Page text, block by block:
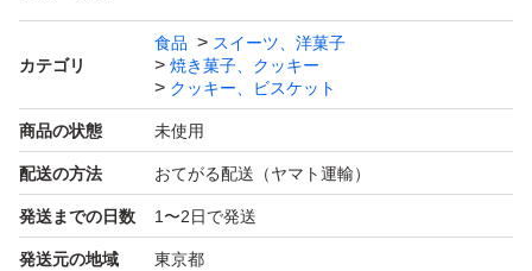
きび糖、紫芋パウダー/香料、(一部乳・アーモンドを含む)
保存方法：高温多湿を避けて保存してください
消費期限2026年7月10日迄
【通常販売価格¥3,000+送料】
カテゴリ
食品
スイーツ、洋菓子
焼き菓子、クッキー
クッキー、ビスケット
商品の状態 未使用
配送の方法 おてがる配送（ヤマト運輸）
発送までの日数 1〜2日で発送
発送元の地域 東京都